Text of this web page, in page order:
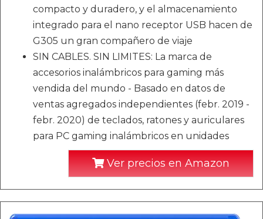
compacto y duradero, y el almacenamiento
integrado para el nano receptor USB hacen de
G305 un gran compañero de viaje
SIN CABLES. SIN LIMITES: La marca de
accesorios inalámbricos para gaming más
vendida del mundo - Basado en datos de
ventas agregados independientes (febr. 2019 -
febr. 2020) de teclados, ratones y auriculares
para PC gaming inalámbricos en unidades
Ver precios en Amazon